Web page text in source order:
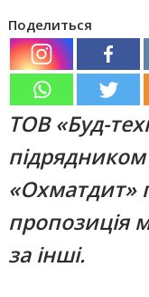
Поделиться
ТОВ «Буд-
підрядником
«Охматдит»
пропозиція
за інші.